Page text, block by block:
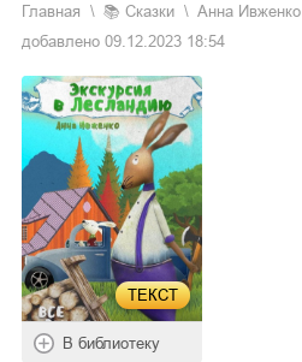
Главная 📚 сказки Анна Ивженко
добавлено 09.12.2023 18:54
ТЕКСТ
В библиотеку